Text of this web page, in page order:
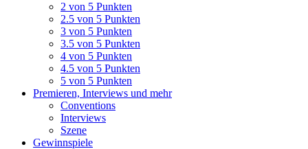
2 von 5 Punkten
2.5 von 5 Punkten
3 von 5 Punkten
3.5 von 5 Punkten
4 von 5 Punkten
4.5 von 5 Punkten
5 von 5 Punkten
Premieren, Interviews und mehr
Conventions
Interviews
Szene
Gewinnspiele